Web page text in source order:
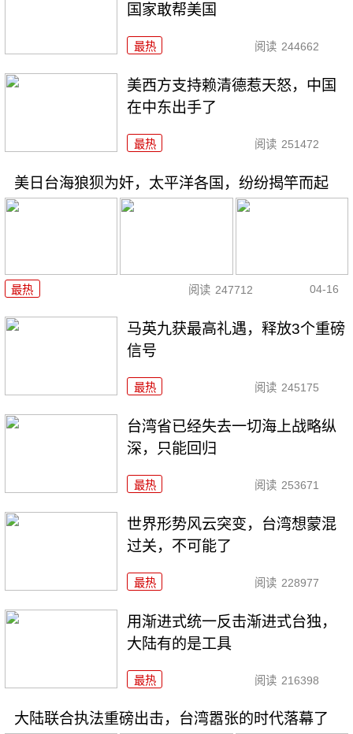
国家敢帮美国
最热 阅读 244662
美西方支持赖清德惹天怒，中国
在中东出手了
最热 阅读 251472
美日台海狼狈为奸，太平洋各国，纷纷揭竿而起
最热 阅读 247712 04-16
马英九获最高礼遇，释放3个重磅
信号
最热 阅读 245175
台湾省已经失去一切海上战略纵
深，只能回归
最热 阅读 253671
世界形势风云突变，台湾想蒙混
过关，不可能了
最热 阅读 228977
用渐进式统一反击渐进式台独，
大陆有的是工具
最热 阅读 216398
大陆联合执法重磅出击，台湾嚣张的时代落幕了